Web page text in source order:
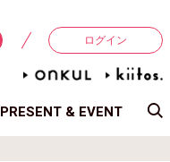
ログイン
PRESENT & EVENT